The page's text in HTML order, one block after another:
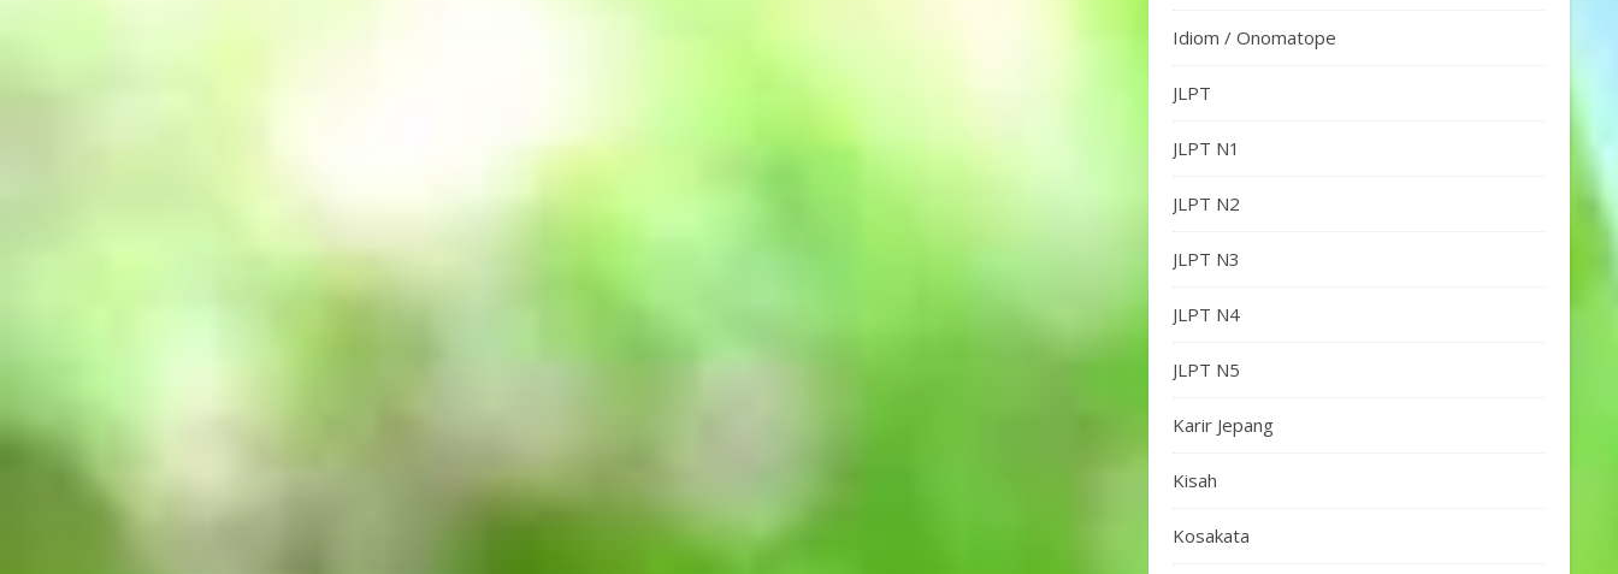
Idiom / Onomatope
JLPT
JLPT N1
JLPT N2
JLPT N3
JLPT N4
JLPT N5
Karir Jepang
Kisah
Kosakata